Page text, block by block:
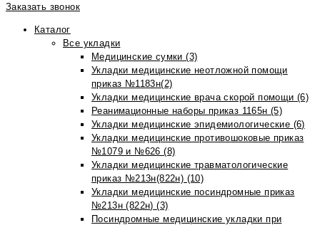
Заказать звонок
Каталог
Все укладки
Медицинские сумки (3)
Укладки медицинские неотложной помощи
приказ №1183н(2)
Укладки медицинские врача скорой помощи (6)
Реанимационные наборы приказ 1165н (5)
Укладки медицинские эпидемиологические (6)
Укладки медицинские противошоковые приказ
№1079 и №626 (8)
Укладки медицинские травматологические
приказ №213н(822н) (10)
Укладки медицинские посиндромные приказ
№213н (822н) (3)
Посиндромные медицинские укладки при